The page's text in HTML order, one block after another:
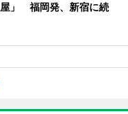
」 福岡発、新宿に続